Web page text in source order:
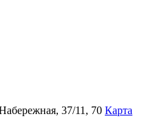
37/11, 70 Карта